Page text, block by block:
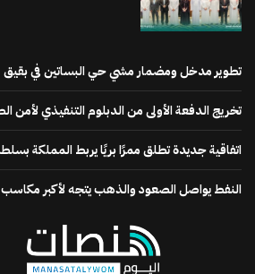
تطوير مدخل ومضمار مشي حي البساتين في بقيق
تخريج الدفعة الأولى من الدبلوم التنفيذي لأمن
اتفاقية جديدة تطلق ممرًا بريًا يربط المملكة
النفط يواصل الصعود والذهب يتجه لأكبر